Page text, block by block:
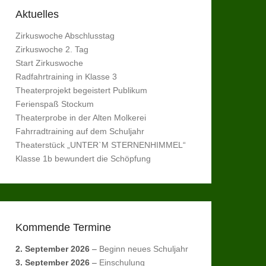
Aktuelles
Zirkuswoche Abschlusstag
Zirkuswoche 2. Tag
Start Zirkuswoche
Radfahrtraining in Klasse 3
Theaterprojekt begeistert Publikum
Ferienspaß Stockum
Theaterprobe in der Alten Molkerei
Fahrradtraining auf dem Schuljahr
Theaterstück „UNTER`M STERNENHIMMEL“
Klasse 1b bewundert die Schöpfung
Kommende Termine
2. September 2026 – Beginn neues Schuljahr
3. September 2026 – Einschulung